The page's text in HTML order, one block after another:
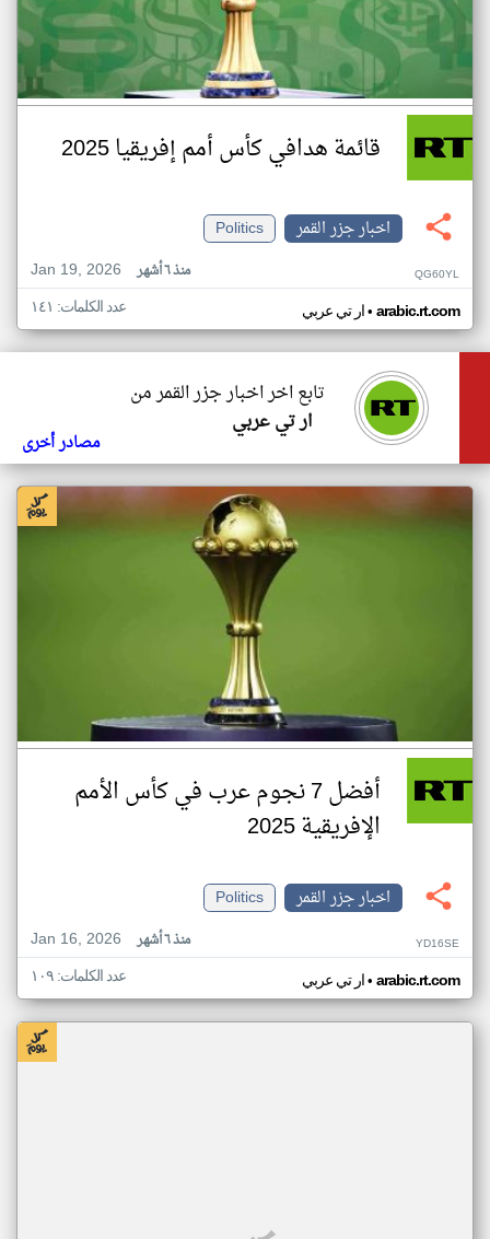
قائمة هدافي كأس أمم إفريقيا 2025
اخبار جزر القمر
Politics
Jan 19, 2026
منذ ٦ أشهر QG60YL
ار تي عربي• arabic.rt.com عدد الكلمات: ١٤١
تابع اخر اخبار جزر القمر من
ار تي عربي
مصادر أخرى
أفضل 7 نجوم عرب في كأس الأمم
الإفريقية 2025
اخبار جزر القمر
Politics
Jan 16, 2026
منذ ٦ أشهر YD16SE
ار تي عربي• arabic.rt.com عدد الكلمات: ١٠٩